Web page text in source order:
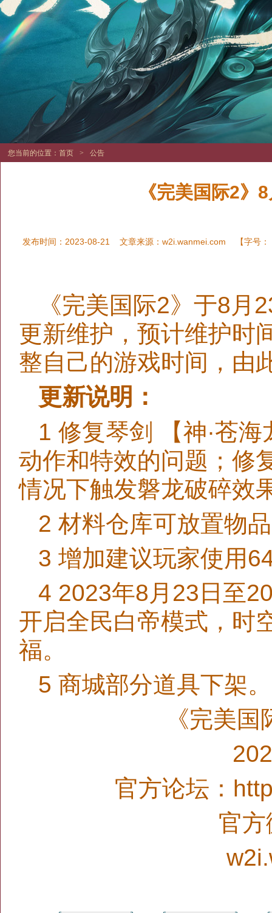
您当前的位置： 首页 > 公告
《完美国际2》
发布时间：2023-08-21 文章来源： w2i.wanmei.com 【字号：
《完美国际2》于8
更新维护，预计维护时
整自己的游戏时间，由
更新说明：
1 修复琴剑 【神·苍
动作和特效的问题；修
情况下触发磐龙破碎效
2 材料仓库可放置物
3 增加建议玩家使用
4 2023年8月23日至
开启全民白帝模式，时
福。
5 商城部分道具下架。
《完美
官方论坛：
官